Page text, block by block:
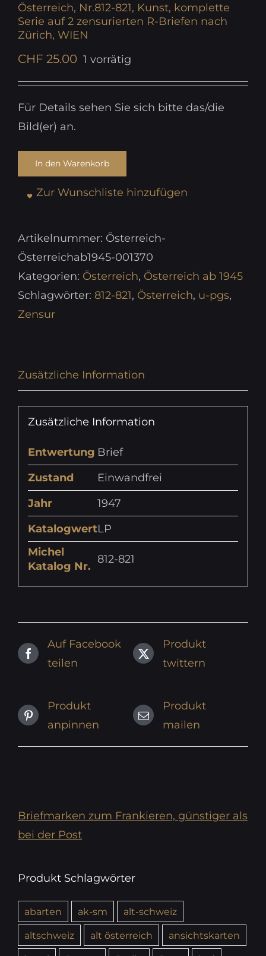
Österreich, Nr.812-821, Kunst, komplette
Serie auf 2 zensurierten R-Briefen nach
Zürich, WIEN
CHF 25.00 1 vorrätig
Für Details sehen Sie sich bitte das/die
Bild(er) an.
In den Warenkorb
Zur Wunschliste hinzufügen
Artikelnummer: Österreich-
Österreichab1945-001370
Kategorien: Österreich, Österreich ab 1945
Schlagwörter: 812-821, Österreich, u-pgs,
Zensur
Zusätzliche Information
Zusätzliche Information
Entwertung Brief
Zustand
Einwandfrei
Jahr
1947
KatalogwertLP
Michel
Katalog Nr.
812-821
Auf Facebook
teilen
Produkt
twittern
Produkt
anpinnen
Produkt
mailen
Briefmarken zum Frankieren, günstiger als
bei der Post
Produkt Schlagwörter
abarten ak-sm
alt-schweiz
altschweiz
alt österreich
ansichtskarten